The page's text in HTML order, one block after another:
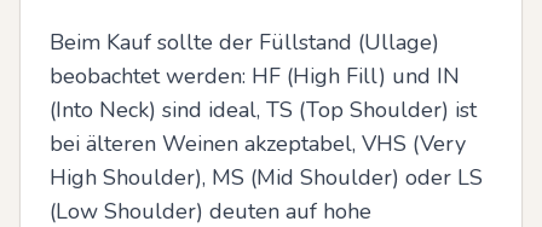
Beim Kauf sollte der Füllstand (Ullage)
beobachtet werden: HF (High Fill) und IN
(Into Neck) sind ideal, TS (Top Shoulder) ist
bei älteren Weinen akzeptabel, VHS (Very
High Shoulder), MS (Mid Shoulder) oder LS
(Low Shoulder) deuten auf hohe